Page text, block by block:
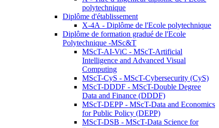
polytechnique
Diplôme d'établissement
X-4A - Diplôme de l'Ecole polytechnique
Diplôme de formation gradué de l'Ecole
Polytechnique -MSc&T
MScT-AI-ViC - MScT-Artificial
Intelligence and Advanced Visual
Computing
MScT-CyS - MScT-Cybersecurity (CyS)
MScT-DDDF - MScT-Double Degree
Data and Finance (DDDF)
MScT-DEPP - MScT-Data and Economics
for Public Policy (DEPP)
MScT-DSB - MScT-Data Science for